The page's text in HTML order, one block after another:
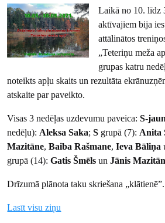
Laikā no 10. līdz
aktīvajiem bija
attālinātos
„Teteriņu meža
grupas katru
noteikts apļu skaits un rezultāta
atskaite par paveikto.
Visas 3 nedēļas uzdevumu paveica:S-
nedēļu): Aleksa Saka;S grupā (7): Anita
Mazitāne,Baiba Rašmane,Ieva Bāliņa
grupā (14):Gatis Šmēls unJānis
Drīzumā plānota taku skriešana
Lasīt visu ziņu